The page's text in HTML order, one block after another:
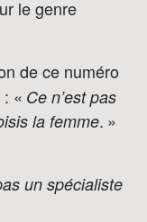
le genre
de ce numéro
« Ce n’est pas
la femme. »
un spécialiste